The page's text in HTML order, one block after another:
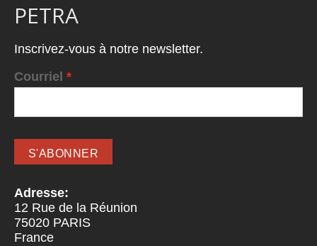
PETRA
Inscrivez-vous à notre newsletter.
Courriel *
Adresse:
12 Rue de la Réunion
75020 PARIS
France